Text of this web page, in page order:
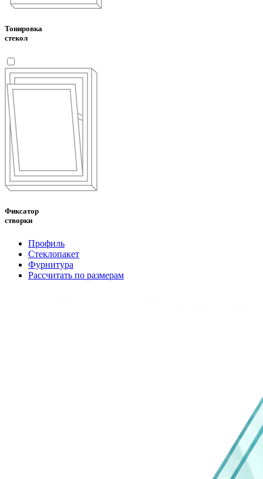
Тонировка
стекол
Фиксатор
створки
Профиль
Стеклопакет
Фурнитура
Рассчитать по размерам